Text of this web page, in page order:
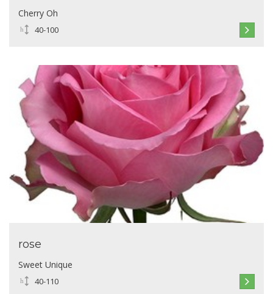
Cherry Oh
40-100
rose
Sweet Unique
40-110